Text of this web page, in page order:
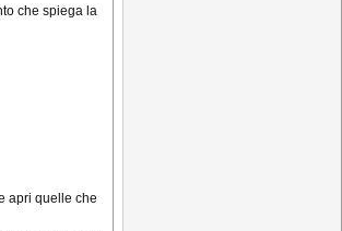
che spiega la
apri quelle che